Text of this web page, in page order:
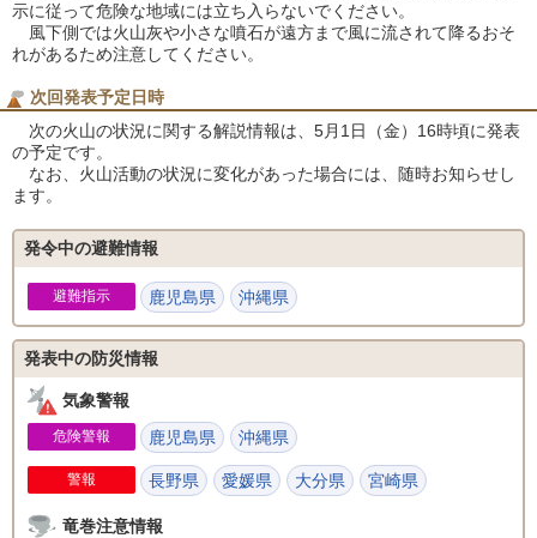
示に従って危険な地域には立ち入らないでください。
風下側では火山灰や小さな噴石が遠方まで風に流されて降るおそ
れがあるため注意してください。
次回発表予定日時
次の火山の状況に関する解説情報は、5月1日（金）16時頃に発表
の予定です。
なお、火山活動の状況に変化があった場合には、随時お知らせし
ます。
発令中の避難情報
避難指示 鹿児島県 沖縄県
発表中の防災情報
気象警報
危険警報 鹿児島県 沖縄県
警報 長野県 愛媛県 大分県 宮崎県
竜巻注意情報